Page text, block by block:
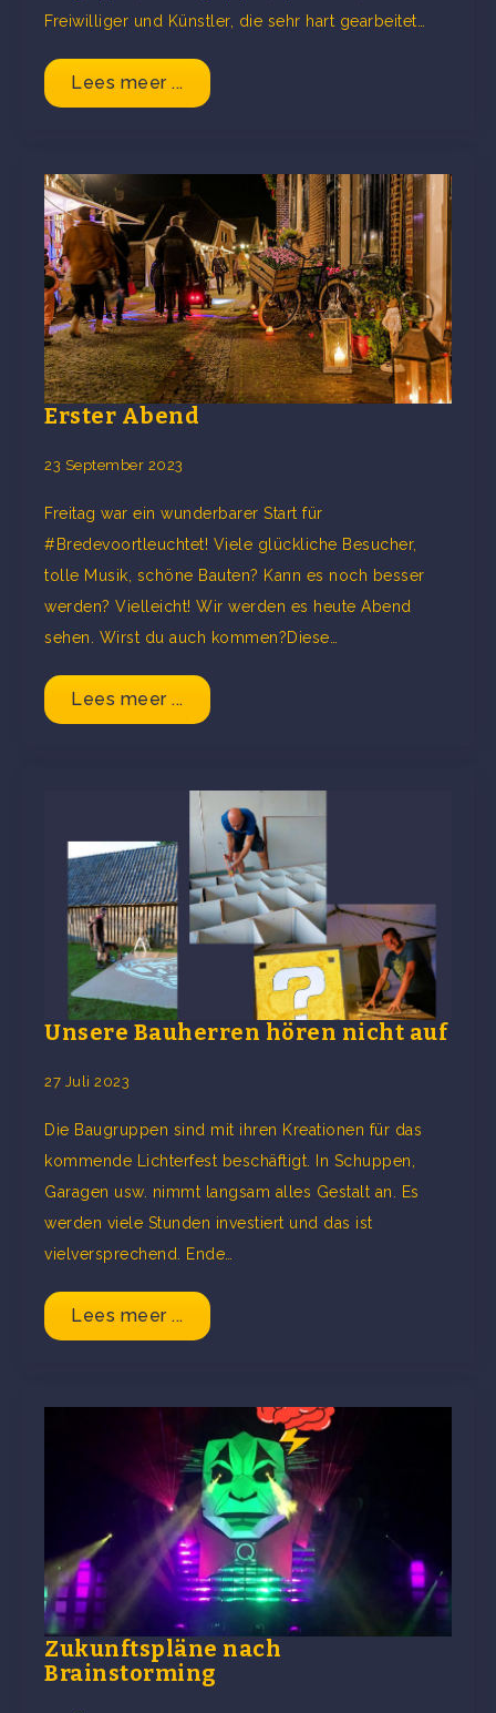
Freiwilliger und Künstler, die sehr hart gearbeitet…
Lees meer ...
Erster Abend
23 September 2023
Freitag war ein wunderbarer Start für
#Bredevoortleuchtet! Viele glückliche Besucher,
tolle Musik, schöne Bauten? Kann es noch besser
werden? Vielleicht! Wir werden es heute Abend
sehen. Wirst du auch kommen?Diese…
Lees meer ...
Unsere Bauherren hören nicht auf
27 Juli 2023
Die Baugruppen sind mit ihren Kreationen für das
kommende Lichterfest beschäftigt. In Schuppen,
Garagen usw. nimmt langsam alles Gestalt an. Es
werden viele Stunden investiert und das ist
vielversprechend. Ende…
Lees meer ...
Zukunftspläne nach
Brainstorming